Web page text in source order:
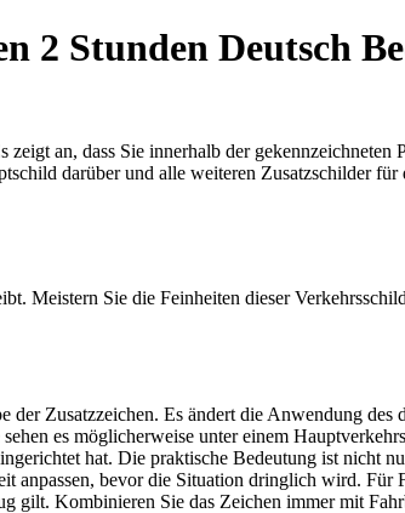
2 Stunden Deutsch
an, dass Sie innerhalb der gekennzeichneten
darüber und alle weiteren Zusatzschilder
Meistern Sie die Feinheiten dieser
Zusatzzeichen. Es ändert die Anwendung des
es möglicherweise unter einem
hat. Die praktische Bedeutung ist nicht
anpassen, bevor die Situation dringlich wird. Für
gilt. Kombinieren Sie das Zeichen immer mit